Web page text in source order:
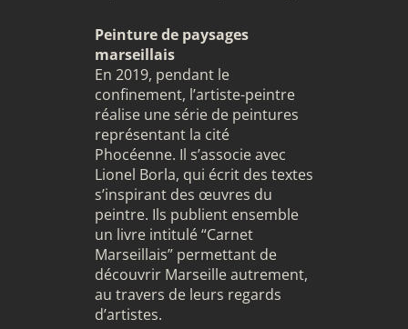
Peinture de paysages
marseillais
En 2019, pendant le
confinement, l’artiste-peintre
réalise une série de peintures
représentant la cité
Phocéenne. Il s’associe avec
Lionel Borla, qui écrit des textes
s’inspirant des œuvres du
peintre. Ils publient ensemble
un livre intitulé “Carnet
Marseillais” permettant de
découvrir Marseille autrement,
au travers de leurs regards
d’artistes.